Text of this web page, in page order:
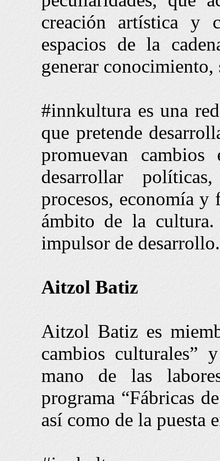
creación artística y
espacios de la
generar conocimiento,
#innkultura es una
que pretende
promuevan
desarrollar
procesos, economía
ámbito de la
impulsor de desarrollo.
Aitzol Batiz
Aitzol Batiz es
cambios culturales”
mano de las
programa “Fábricas
así como de la puesta